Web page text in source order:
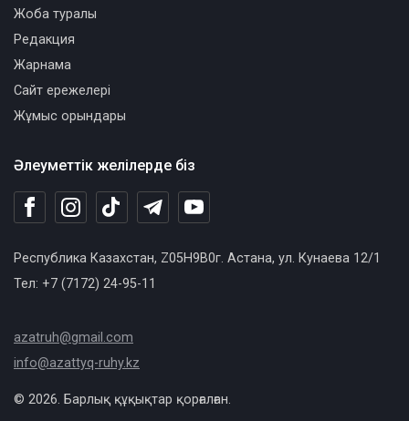
Әлеуметтік желілерде біз
Республика Казахстан, Z05H9B0г. Астана, ул. Кунаева 12/1
Тел: +7 (7172) 24-95-11
azatruh@gmail.com
info@azattyq-ruhy.kz
Жоба туралы
Редакция
Жарнама
Сайт ережелері
Жұмыс орындары
© 2026. Барлық құқықтар қорғалған.